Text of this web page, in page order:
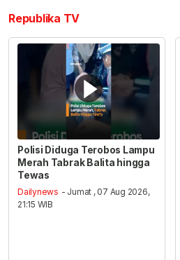
Republika TV
Polisi Diduga Terobos Lampu
Merah Tabrak Balita hingga
Tewas
Dailynews - Jumat , 07 Aug 2026,
21:15 WIB